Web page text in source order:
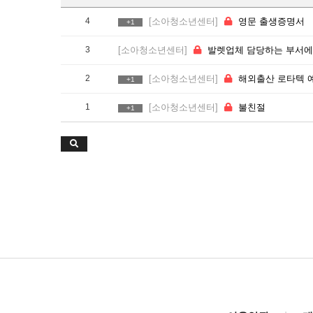
4 +1 [소아청소년센터] 영문 출생증명서
3 [소아청소년센터] 발렛업체 담당하는 부서에서 꼭 읽어 주세요.
2 +1 [소아청소년센터] 해외출산 로타텍 예방접종 관련 문의 드립
1 +1 [소아청소년센터] 불친절